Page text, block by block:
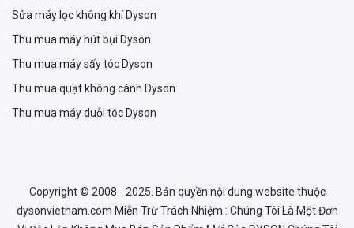
Sửa máy lọc không khí Dyson
Thu mua máy hút bụi Dyson
Thu mua máy sấy tóc Dyson
Thu mua quạt không cánh Dyson
Thu mua máy duỗi tóc Dyson
Copyright © 2008 - 2025. Bản quyền nội dung website thuộc
dysonvietnam.com Miễn Trừ Trách Nhiệm : Chúng Tôi Là Một Đơn